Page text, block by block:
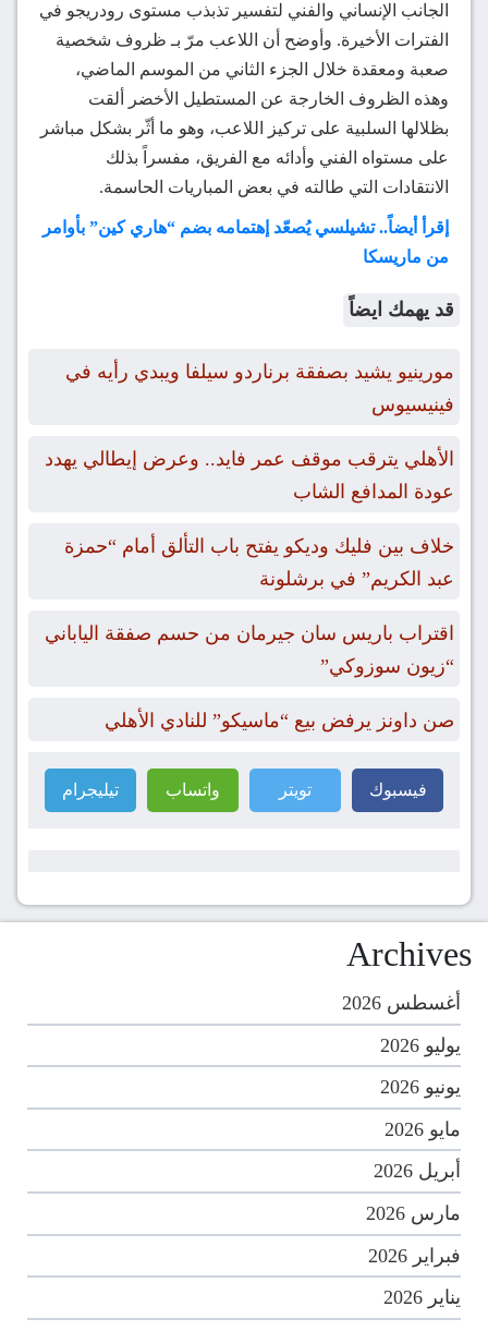
الجانب الإنساني والفني لتفسير تذبذب مستوى رودريجو في
الفترات الأخيرة. وأوضح أن اللاعب مرّ بـ ظروف شخصية
صعبة ومعقدة خلال الجزء الثاني من الموسم الماضي،
وهذه الظروف الخارجة عن المستطيل الأخضر ألقت
بظلالها السلبية على تركيز اللاعب، وهو ما أثّر بشكل مباشر
على مستواه الفني وأدائه مع الفريق، مفسراً بذلك
الانتقادات التي طالته في بعض المباريات الحاسمة.
إقرأ أيضاً.. تشيلسي يُصعّد إهتمامه بضم “هاري كين” بأوامر
من ماريسكا
قد يهمك ايضاً
مورينيو يشيد بصفقة برناردو سيلفا ويبدي رأيه في
فينيسيوس
الأهلي يترقب موقف عمر فايد.. وعرض إيطالي يهدد
عودة المدافع الشاب
خلاف بين فليك وديكو يفتح باب التألق أمام “حمزة
عبد الكريم” في برشلونة
اقتراب باريس سان جيرمان من حسم صفقة الياباني
“زيون سوزوكي”
صن داونز يرفض بيع “ماسيكو” للنادي الأهلي
فيسبوك تويتر واتساب تيليجرام
Archives
أغسطس 2026
يوليو 2026
يونيو 2026
مايو 2026
أبريل 2026
مارس 2026
فبراير 2026
يناير 2026